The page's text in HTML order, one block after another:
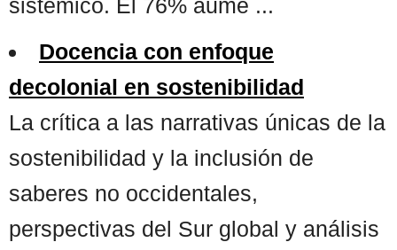
sistémico. El 76% aume ...
Docencia con enfoque
decolonial en sostenibilidad
La crítica a las narrativas únicas de la
sostenibilidad y la inclusión de
saberes no occidentales,
perspectivas del Sur global y análisis